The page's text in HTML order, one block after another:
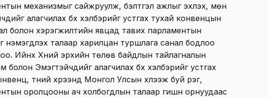
механизмыг сайжруулж, бэлтгэл ажлыг эхлэх, мөн
алагчилах бүх хэлбэрийг устгах тухай конвенцын
болон хэрэгжилтийн явцад тавих парламентын
нэмэгдүүлэх талаар харилцан туршлага санал бодлоо
Ийнхүү Хүний эрхийн төлөв байдлын тайлагналын
болон Эмэгтэйчүүдийг алагчилах бүх хэлбэрийг устгах
түүний хүрээнд Монгол Улсын хүлээж буй үүрэг,
оролцооны ач холбогдлын талаар гишүүн орнуудаас